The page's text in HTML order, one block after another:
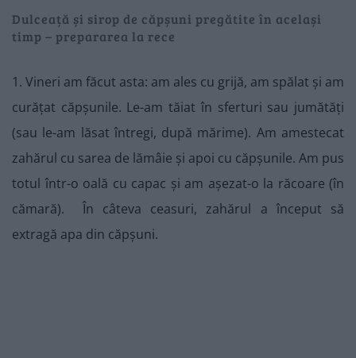
Dulceață și sirop de căpșuni pregătite în același
timp – prepararea la rece
1. Vineri am făcut asta: am ales cu grijă, am spălat și am
curățat căpșunile. Le-am tăiat în sferturi sau jumătăți
(sau le-am lăsat întregi, după mărime). Am amestecat
zahărul cu sarea de lămâie și apoi cu căpșunile. Am pus
totul într-o oală cu capac și am așezat-o la răcoare (în
cămară). În câteva ceasuri, zahărul a început să
extragă apa din căpșuni.